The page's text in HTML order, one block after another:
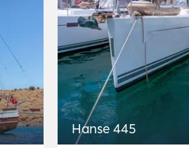
Hanse 445